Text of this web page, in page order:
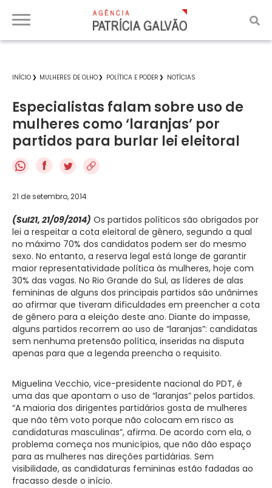
INÍCIO MULHERES DE OLHO POLÍTICA E PODER NOTÍCIAS
Especialistas falam sobre uso de
mulheres como ‘laranjas’ por
partidos para burlar lei eleitoral
f
21 de setembro, 2014
(Sul21, 21/09/2014) Os partidos políticos são obrigados por
lei a respeitar a cota eleitoral de gênero, segundo a qual
no máximo 70% dos candidatos podem ser do mesmo
sexo. No entanto, a reserva legal está longe de garantir
maior representatividade política às mulheres, hoje com
30% das vagas. No Rio Grande do Sul, as líderes de alas
femininas de alguns dos principais partidos são unânimes
ao afirmar que tiveram dificuldades em preencher a cota
de gênero para a eleição deste ano. Diante do impasse,
alguns partidos recorrem ao uso de “laranjas”: candidatas
sem nenhuma pretensão política, inseridas na disputa
apenas para que a legenda preencha o requisito.
Miguelina Vecchio, vice-presidente nacional do PDT, é
uma das que apontam o uso de “laranjas” pelos partidos.
“A maioria dos dirigentes partidários gosta de mulheres
que não têm voto porque não colocam em risco as
candidaturas masculinas”, afirma. De acordo com ela, o
problema começa nos municípios, que não dão espaço
para as mulheres nas direções partidárias. Sem
visibilidade, as candidaturas femininas estão fadadas ao
fracasso desde o início.